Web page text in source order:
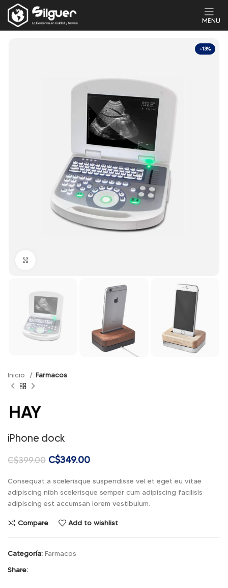
MENU
-13%
Inicio Farmacos
iPhone dock
C$399.00 C$349.00
Consequat a scelerisque suspendisse vel et eget eu vitae
adipiscing nibh scelerisque semper cum adipiscing facilisis
adipiscing est accumsan lorem vestibulum.
Compare Add to wishlist
Categoría: Farmacos
Share: